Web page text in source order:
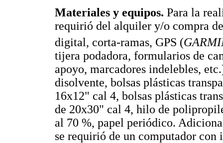
Materiales y equipos. Para la
requirió del alquiler y/o compra
digital, corta-ramas, GPS (
tijera podadora, formularios de
apoyo, marcadores indelebles,
disolvente, bolsas plásticas
16x12" cal 4, bolsas plásticas
de 20x30" cal 4, hilo de
al 70 %, papel periódico.
se requirió de un computador con